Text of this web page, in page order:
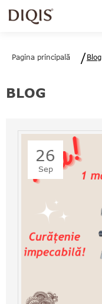
Pagina principală Blog
BLOG
26
Sep